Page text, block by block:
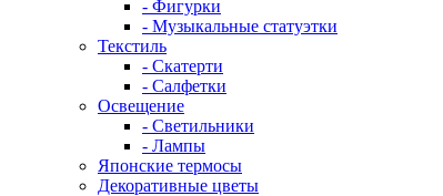
- Фигурки
- Музыкальные статуэтки
Текстиль
- Скатерти
- Салфетки
Освещение
- Светильники
- Лампы
Японские термосы
Декоративные цветы